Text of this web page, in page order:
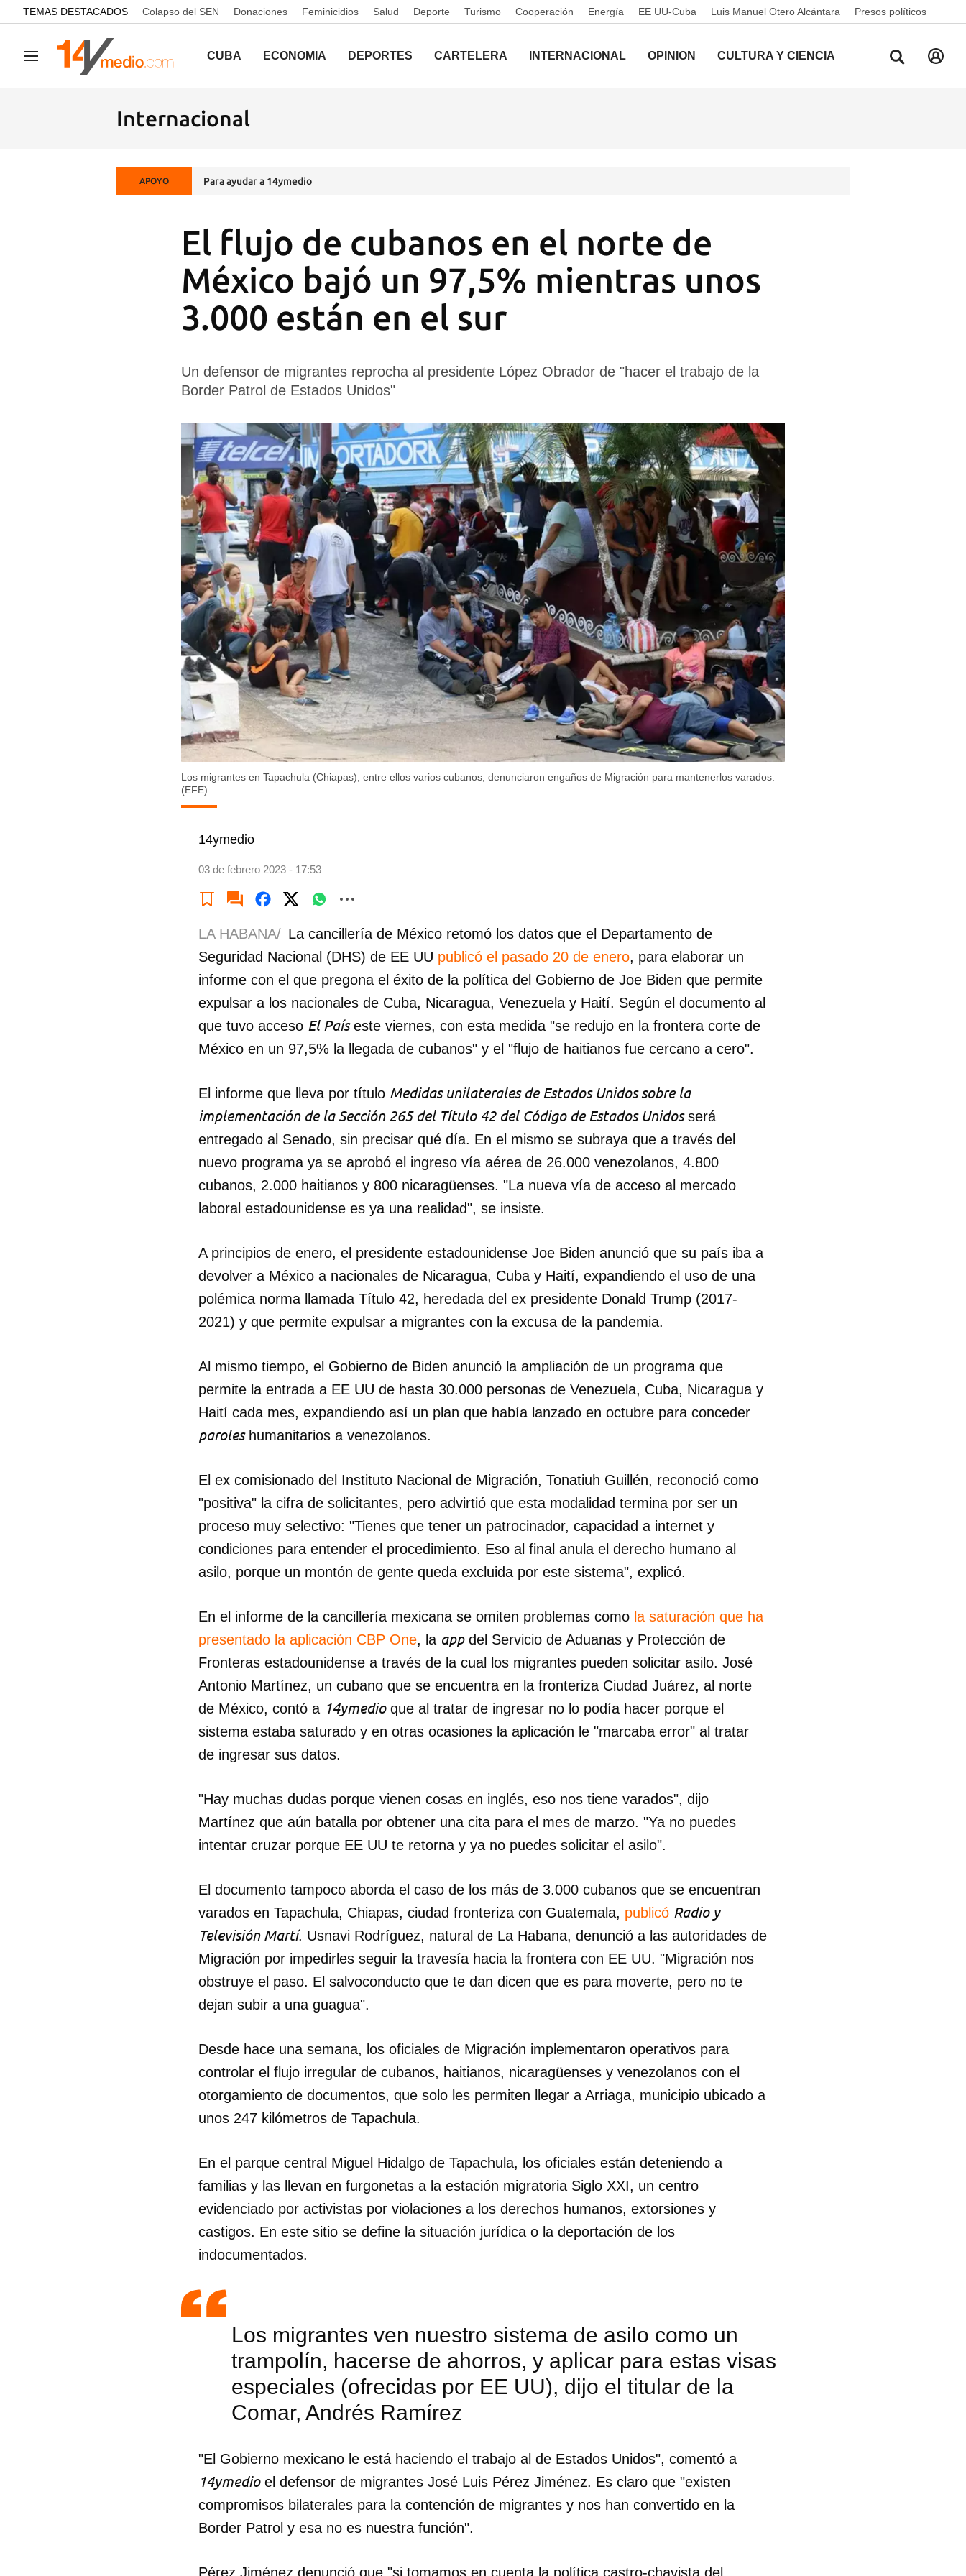
common.go-to-content
TEMAS DESTACADOS Colapso del SEN Donaciones Feminicidios Salud Deporte Turismo Cooperación Energía EE UU-Cuba Luis Manuel Otero Alcántara Presos políticos
Navegación CUBA ECONOMÍA DEPORTES CARTELERA INTERNACIONAL OPINIÓN CULTURA Y CIENCIA
Internacional
APOYO Para ayudar a 14ymedio
El flujo de cubanos en el norte de
México bajó un 97,5% mientras unos
3.000 están en el sur
Un defensor de migrantes reprocha al presidente López Obrador de "hacer el trabajo de la
Border Patrol de Estados Unidos"
Los migrantes en Tapachula (Chiapas), entre ellos varios cubanos, denunciaron engaños de Migración para mantenerlos varados.
(EFE)
14ymedio
03 de febrero 2023 - 17:53
Guardar como favorito
INICIAR SESIÓN CANCELAR
LA HABANA/ La cancillería de México retomó los datos que el Departamento de
Seguridad Nacional (DHS) de EE UU publicó el pasado 20 de enero, para elaborar un
informe con el que pregona el éxito de la política del Gobierno de Joe Biden que permite
expulsar a los nacionales de Cuba, Nicaragua, Venezuela y Haití. Según el documento al
que tuvo acceso El Paíseste viernes, con esta medida "se redujo en la frontera corte de
México en un 97,5% la llegada de cubanos" y el "flujo de haitianos fue cercano a cero".
El informe que lleva por título Medidas unilaterales de Estados Unidos sobre la
implementación de la Sección 265 del Título 42 del Código de Estados Unidosserá
entregado al Senado, sin precisar qué día. En el mismo se subraya que a través del
nuevo programa ya se aprobó el ingreso vía aérea de 26.000 venezolanos, 4.800
cubanos, 2.000 haitianos y 800 nicaragüenses. "La nueva vía de acceso al mercado
laboral estadounidense es ya una realidad", se insiste.
A principios de enero, el presidente estadounidense Joe Biden anunció que su país iba a
devolver a México a nacionales de Nicaragua, Cuba y Haití, expandiendo el uso de una
polémica norma llamada Título 42, heredada del ex presidente Donald Trump (2017-
2021) y que permite expulsar a migrantes con la excusa de la pandemia.
Al mismo tiempo, el Gobierno de Biden anunció la ampliación de un programa que
permite la entrada a EE UU de hasta 30.000 personas de Venezuela, Cuba, Nicaragua y
Haití cada mes, expandiendo así un plan que había lanzado en octubre para conceder
paroleshumanitarios a venezolanos.
El ex comisionado del Instituto Nacional de Migración, Tonatiuh Guillén, reconoció como
"positiva" la cifra de solicitantes, pero advirtió que esta modalidad termina por ser un
proceso muy selectivo: "Tienes que tener un patrocinador, capacidad a internet y
condiciones para entender el procedimiento. Eso al final anula el derecho humano al
asilo, porque un montón de gente queda excluida por este sistema", explicó.
En el informe de la cancillería mexicana se omiten problemas como la saturación que ha
presentado la aplicación CBP One, la appdel Servicio de Aduanas y Protección de
Fronteras estadounidense a través de la cual los migrantes pueden solicitar asilo. José
Antonio Martínez, un cubano que se encuentra en la fronteriza Ciudad Juárez, al norte
de México, contó a 14ymedioque al tratar de ingresar no lo podía hacer porque el
sistema estaba saturado y en otras ocasiones la aplicación le "marcaba error" al tratar
de ingresar sus datos.
"Hay muchas dudas porque vienen cosas en inglés, eso nos tiene varados", dijo
Martínez que aún batalla por obtener una cita para el mes de marzo. "Ya no puedes
intentar cruzar porque EE UU te retorna y ya no puedes solicitar el asilo".
El documento tampoco aborda el caso de los más de 3.000 cubanos que se encuentran
varados en Tapachula, Chiapas, ciudad fronteriza con Guatemala, publicó Radio y
Televisión Martí. Usnavi Rodríguez, natural de La Habana, denunció a las autoridades de
Migración por impedirles seguir la travesía hacia la frontera con EE UU. "Migración nos
obstruye el paso. El salvoconducto que te dan dicen que es para moverte, pero no te
dejan subir a una guagua".
Desde hace una semana, los oficiales de Migración implementaron operativos para
controlar el flujo irregular de cubanos, haitianos, nicaragüenses y venezolanos con el
otorgamiento de documentos, que solo les permiten llegar a Arriaga, municipio ubicado a
unos 247 kilómetros de Tapachula.
En el parque central Miguel Hidalgo de Tapachula, los oficiales están deteniendo a
familias y las llevan en furgonetas a la estación migratoria Siglo XXI, un centro
evidenciado por activistas por violaciones a los derechos humanos, extorsiones y
castigos. En este sitio se define la situación jurídica o la deportación de los
indocumentados.
Los migrantes ven nuestro sistema de asilo como un
trampolín, hacerse de ahorros, y aplicar para estas visas
especiales (ofrecidas por EE UU), dijo el titular de la
Comar, Andrés Ramírez
"El Gobierno mexicano le está haciendo el trabajo al de Estados Unidos", comentó a
14ymedioel defensor de migrantes José Luis Pérez Jiménez. Es claro que "existen
compromisos bilaterales para la contención de migrantes y nos han convertido en la
Border Patrol y esa no es nuestra función".
Pérez Jiménez denunció que "si tomamos en cuenta la política castro-chavista del